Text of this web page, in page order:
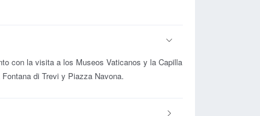
con la visita a los Museos Vaticanos y la Capilla
di Trevi y Piazza Navona.